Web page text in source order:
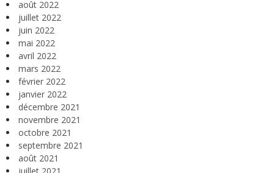
août 2022
juillet 2022
juin 2022
mai 2022
avril 2022
mars 2022
février 2022
janvier 2022
décembre 2021
novembre 2021
octobre 2021
septembre 2021
août 2021